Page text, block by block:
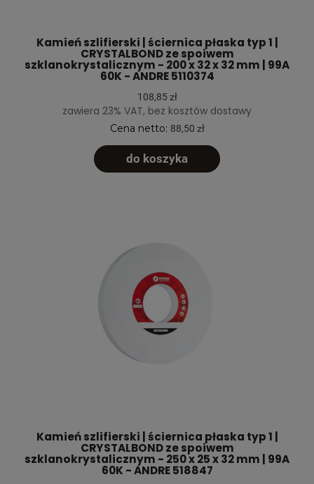
Kamień szlifierski | ściernica płaska typ 1 |
CRYSTALBOND ze spoiwem
szklanokrystalicznym - 200 x 32 x 32 mm | 99A
60K - ANDRE 5110374
108,85 zł
zawiera 23% VAT, bez kosztów dostawy
Cena netto: 88,50 zł
do koszyka
Kamień szlifierski | ściernica płaska typ 1 |
CRYSTALBOND ze spoiwem
szklanokrystalicznym - 250 x 25 x 32 mm | 99A
60K - ANDRE 518847